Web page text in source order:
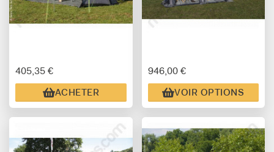
405,35 €
ACHETER
946,00 €
VOIR OPTIONS